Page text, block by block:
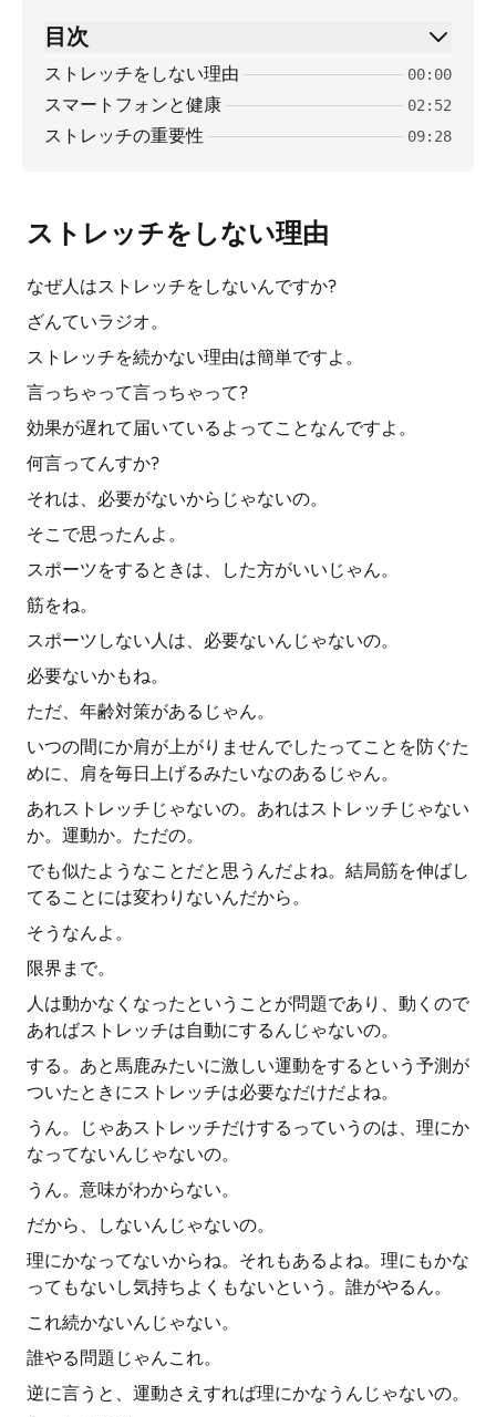
目次
ストレッチをしない理由 00:00
スマートフォンと健康 02:52
ストレッチの重要性 09:28
ストレッチをしない理由
なぜ人はストレッチをしないんですか?
ざんていラジオ。
ストレッチを続かない理由は簡単ですよ。
言っちゃって言っちゃって?
効果が遅れて届いているよってことなんですよ。
何言ってんすか?
それは、必要がないからじゃないの。
そこで思ったんよ。
スポーツをするときは、した方がいいじゃん。
筋をね。
スポーツしない人は、必要ないんじゃないの。
必要ないかもね。
ただ、年齢対策があるじゃん。
いつの間にか肩が上がりませんでしたってことを防ぐた
めに、肩を毎日上げるみたいなのあるじゃん。
あれストレッチじゃないの。あれはストレッチじゃない
か。運動か。ただの。
でも似たようなことだと思うんだよね。結局筋を伸ばし
てることには変わりないんだから。
そうなんよ。
限界まで。
人は動かなくなったということが問題であり、動くので
あればストレッチは自動にするんじゃないの。
する。あと馬鹿みたいに激しい運動をするという予測が
ついたときにストレッチは必要なだけだよね。
うん。じゃあストレッチだけするっていうのは、理にか
なってないんじゃないの。
うん。意味がわからない。
だから、しないんじゃないの。
理にかなってないからね。それもあるよね。理にもかな
ってもないし気持ちよくもないという。誰がやるん。
これ続かないんじゃない。
誰やる問題じゃんこれ。
逆に言うと、運動さえすれば理にかなうんじゃないの。